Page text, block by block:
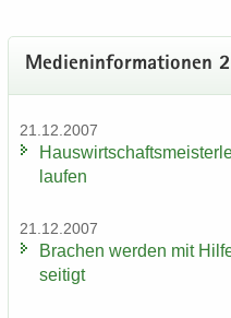
Me­di­en­in­for­ma­tio­nen
21.12.2007
lau­fen
21.12.2007
Bra­chen wer­den mit
sei­tigt